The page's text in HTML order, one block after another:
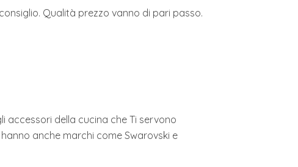
Qualità prezzo vanno di pari passo.
accessori della cucina che Ti servono
anche marchi come Swarovski e